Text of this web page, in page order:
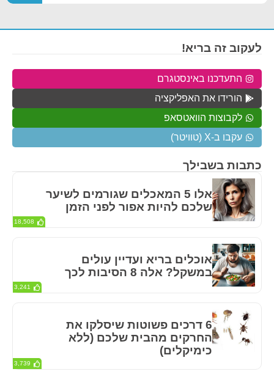
כתבות בשבילך
אלו 5 המאכלים שגורמים לשיער
שלכם להיות אפור לפני הזמן
18,508
אוכלים בריא ועדיין עולים
במשקל? אלה 8 הסיבות לכך
3,241
6 דרכים פשוטות שיסלקו את
החרקים מהבית שלכם (ללא
כימיקלים)
3,739
לעקוב זה בריא!
התעדכנו באינסטגרם
הורידו את האפליקציה
לקבוצות הוואטסאפ
עקבו ב-X (טוויטר)